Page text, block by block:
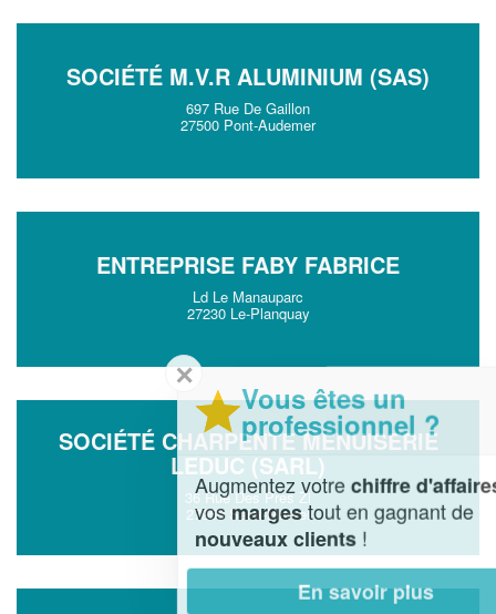
SOCIÉTÉ M.V.R ALUMINIUM (SAS)
697 Rue De Gaillon
27500 Pont-Audemer
ENTREPRISE FABY FABRICE
Ld Le Manauparc
27230 Le-Planquay
SOCIÉTÉ CHARPENTE MENUISERIE
LEDUC (SARL)
36 Rue Des Pres Zi
27950 Saint-Marcel
✕
Vous êtes un
professionnel ?
Augmentez votrechiffre d'affaireset
margestout en gagnant de
nouveaux clients!
En savoir plus